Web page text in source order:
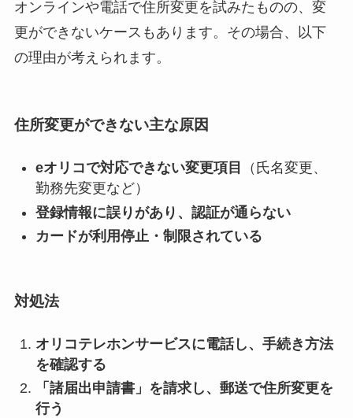
オンラインや電話で住所変更を試みたものの、変
更ができないケースもあります。その場合、以下
の理由が考えられます。
住所変更ができない主な原因
eオリコで対応できない変更項目
（氏名変更、
勤務先変更など）
登録情報に誤りがあり、認証が通らない
カードが利用停止・制限されている
対処法
オリコテレホンサービスに電話し、手続き方法
を確認する
「諸届出申請書」を請求し、郵送で住所変更を
行う